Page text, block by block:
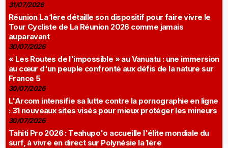
31/07/2026
Réunion La 1ère détaille son dispositif pour faire vivre le
Tour Cycliste de La Réunion 2026 comme jamais
auparavant
30/07/2026
« Les Routes de l'impossible » au Vanuatu : une immersion
au cœur d'un peuple confronté aux défis de la nature sur
France 5
30/07/2026
L'Arcom intensifie sa lutte contre la pornographie en ligne
: 31 nouveaux sites visés pour mieux protéger les mineurs
30/07/2026
Tahiti Pro 2026 : Teahupo'o accueille l'élite mondiale du
surf, à vivre en direct sur Polynésie la 1ère